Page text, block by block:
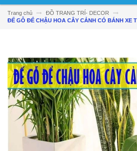
Trang chủ
ĐỒ TRANG TRÍ- DECOR
ĐẾ GỖ ĐỂ CHẬU HOA CÂY CẢNH CÓ BÁNH XE